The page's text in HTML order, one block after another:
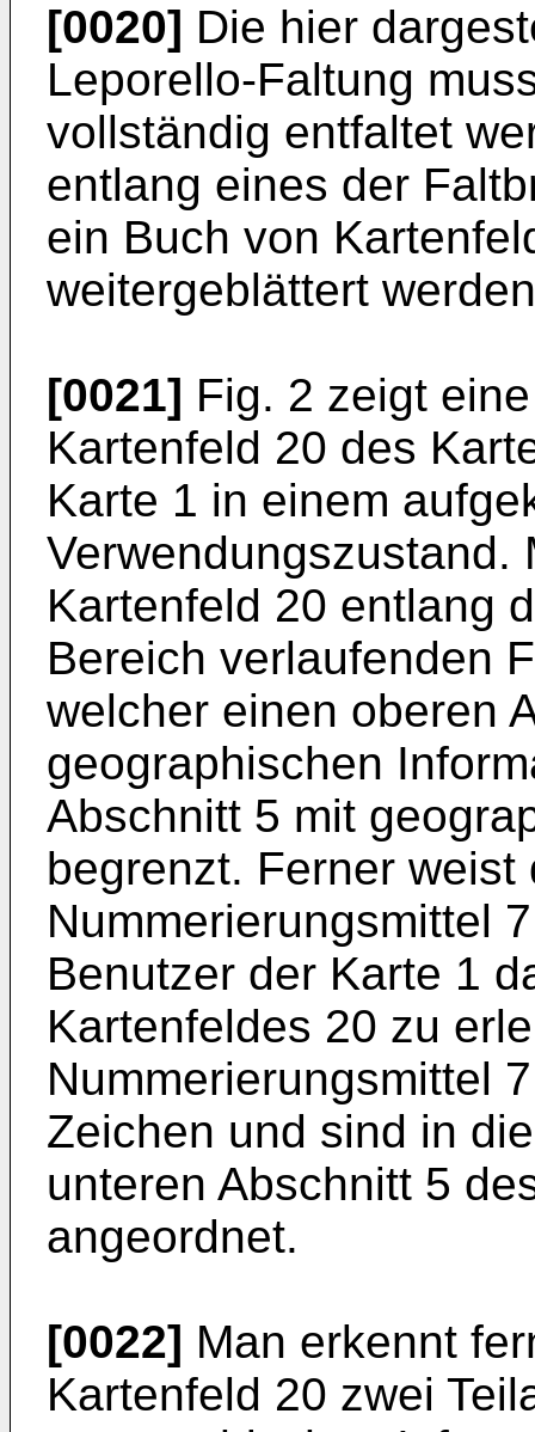
[0020] Die hier
Leporello-Faltung
vollständig entfaltet
entlang eines der
ein Buch von
weitergeblättert
[0021] Fig. 2 zeigt
Kartenfeld 20 des
Karte 1 in einem
Verwendungszustand.
Kartenfeld 20 entlang
Bereich verlaufenden
welcher einen oberen
geographischen
Abschnitt 5 mit
begrenzt. Ferner
Nummerierungsmittel
Benutzer der Karte 1
Kartenfeldes 20 zu
Nummerierungsmittel
Zeichen und sind in
unteren Abschnitt 5
angeordnet.
[0022] Man erkennt
Kartenfeld 20 zwei